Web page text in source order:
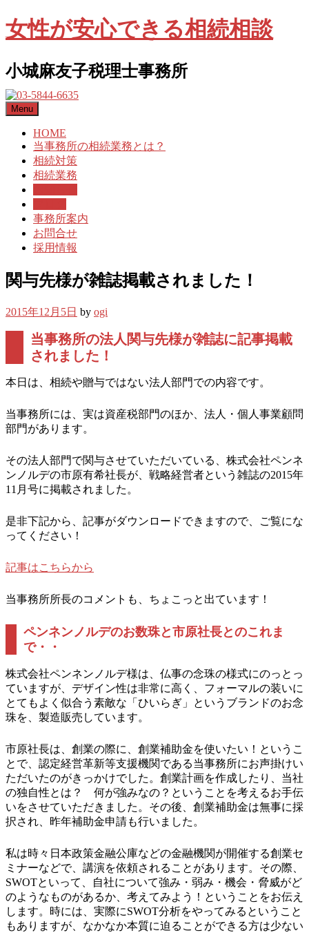
女性が安心できる相続相談
小城麻友子税理士事務所
Menu
HOME
当事務所の相続業務とは？
相続対策
相続業務
事務所案内
お問合せ
採用情報
関与先様が雑誌掲載されました！
2015年12月5日 by ogi
当事務所の法人関与先様が雑誌に記事掲載
されました！
本日は、相続や贈与ではない法人部門での内容です。
当事務所には、実は資産税部門のほか、法人・個人事業顧問
部門があります。
その法人部門で関与させていただいている、株式会社ペンネ
ンノルデの市原有希社長が、戦略経営者という雑誌の2015年
11月号に掲載されました。
是非下記から、記事がダウンロードできますので、ご覧にな
ってください！
記事はこちらから
当事務所所長のコメントも、ちょこっと出ています！
ペンネンノルデのお数珠と市原社長とのこれま
で・・
株式会社ペンネンノルデ様は、仏事の念珠の様式にのっとっ
ていますが、デザイン性は非常に高く、フォーマルの装いに
とてもよく似合う素敵な「ひいらぎ」というブランドのお念
珠を、製造販売しています。
市原社長は、創業の際に、創業補助金を使いたい！というこ
とで、認定経営革新等支援機関である当事務所にお声掛けい
ただいたのがきっかけでした。創業計画を作成したり、当社
の独自性とは？ 何が強みなの？ということを考えるお手伝
いをさせていただきました。その後、創業補助金は無事に採
択され、昨年補助金申請も行いました。
私は時々日本政策金融公庫などの金融機関が開催する創業セ
ミナーなどで、講演を依頼されることがあります。その際、
SWOTといって、自社について強み・弱み・機会・脅威がど
のようなものがあるか、考えてみよう！ということをお伝え
します。時には、実際にSWOT分析をやってみるということ
もありますが、なかなか本質に迫ることができる方は少ない